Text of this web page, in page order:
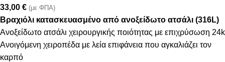
33,00 € (με ΦΠΑ)
Βραχιόλι κατασκευασμένο από ανοξείδωτο ατσάλι (316L)
Ανοξείδωτο ατσάλι χειρουργικής ποιότητας με επιχρύσωση 24k
Ανοιγόμενη χειροπέδα με λεία επιφάνεια που αγκαλιάζει τον
καρπό